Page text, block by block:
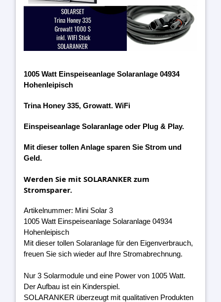
1005 Watt Einspeiseanlage Solaranlage 04934
Hohenleipisch
Trina Honey 335, Growatt. WiFi
Einspeiseanlage Solaranlage oder Plug & Play.
Mit dieser tollen Anlage sparen Sie Strom und
Geld.
Werden Sie mit SOLARANKER zum
Stromsparer.
Artikelnummer: Mini Solar 3
1005 Watt Einspeiseanlage Solaranlage 04934
Hohenleipisch
Mit dieser tollen Solaranlage für den Eigenverbrauch,
freuen Sie sich wieder auf Ihre Stromabrechnung.
Nur 3 Solarmodule und eine Power von 1005 Watt.
Der Aufbau ist ein Kinderspiel.
SOLARANKER überzeugt mit qualitativen Produkten